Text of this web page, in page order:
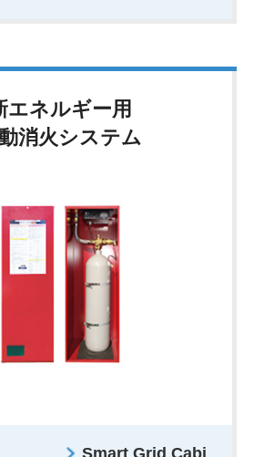
エネルギー用
消火システム